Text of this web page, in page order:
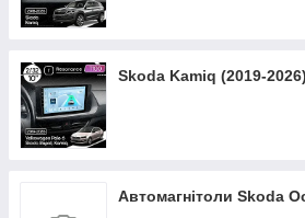
Skoda Kamiq (2019-2026)
Автомагнітоли Skoda